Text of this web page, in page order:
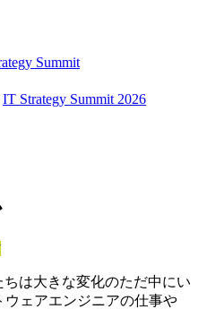
Summit
IT Strategy Summit 2026
は大きな変化のただ中にい
ェアエンジニアの仕事や